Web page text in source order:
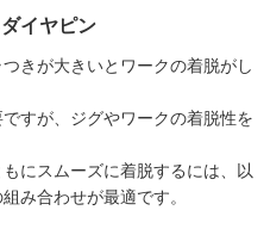
イヤピン
きが大きいとワークの着脱がし
すが、ジグやワークの着脱性を
にスムーズに着脱するには、以
み合わせが最適です。